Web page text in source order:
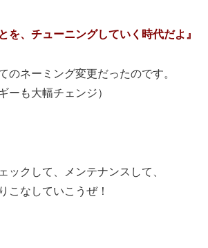
を、チューニングしていく時代だよ』
のネーミング変更だったのです。
ーも大幅チェンジ）
ックして、メンテナンスして、
こなしていこうぜ！